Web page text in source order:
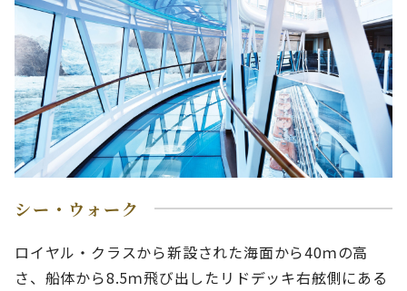
シー・ウォーク
ロイヤル・クラスから新設された海面から40ｍの高
さ、船体から8.5ｍ飛び出したリドデッキ右舷側にある